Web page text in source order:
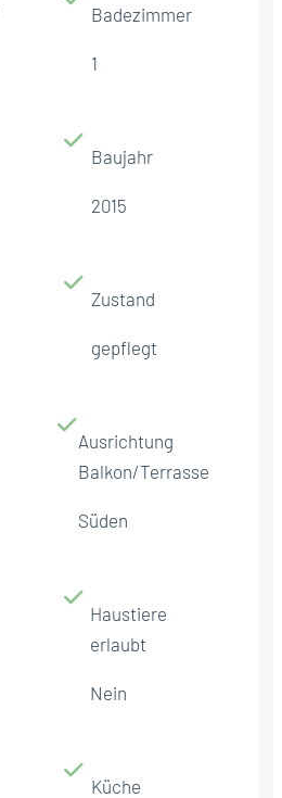
Badezimmer
1
Baujahr
2015
Zustand
gepflegt
Ausrichtung
Balkon/Terrasse
Süden
Haustiere
erlaubt
Nein
Küche